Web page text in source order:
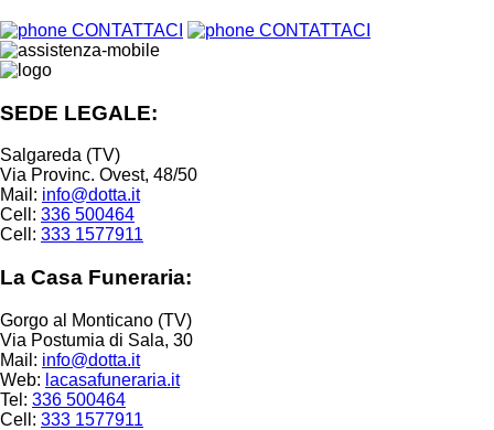
CONTATTACI CONTATTACI
SEDE LEGALE:
Salgareda (TV)
Via Provinc. Ovest, 48/50
Mail: info@dotta.it
Cell: 336 500464
Cell: 333 1577911
La Casa Funeraria:
Gorgo al Monticano (TV)
Via Postumia di Sala, 30
Mail: info@dotta.it
Web: lacasafuneraria.it
Tel: 336 500464
Cell: 333 1577911